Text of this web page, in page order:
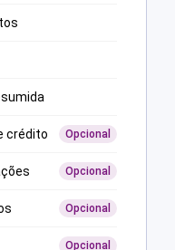
crédito Opcional
Opcional
Opcional
Opcional